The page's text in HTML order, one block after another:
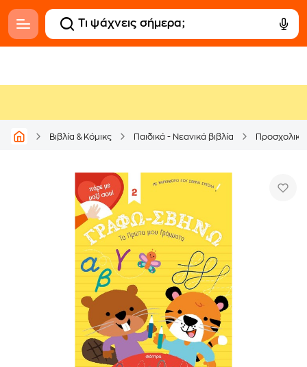
Βιβλία & Κόμικς Παιδικά - Νεανικά βιβλία Προσχολικά